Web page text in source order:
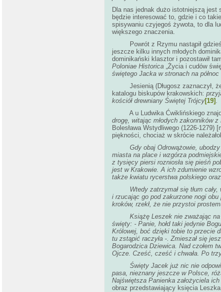
Dla nas jednak dużo istotniejszą jest
będzie interesować to, gdzie i co
spisywaniu czyjegoś żywota, to dla
większego znaczenia.
Powrót z Rzymu nastąpił gdzieś w
jeszcze kilku innych młodych
dominikański klasztor i pozostawił
Poloniae Historica „Życia i cudów
świętego Jacka w stronach na
Jesienią (Długosz zaznaczył, że
katalogu biskupów krakowskich:
kościół drewniany Świętej Trójcy[19] .
A u Ludwika Ćwiklińskiego
drogę, witając młodych zakonników
Bolesława Wstydliwego (1226-
piękności, chociaż w skrócie
Gdy obaj Odrowążowie,
miasta na place i wzgórza
z tysięcy piersi rozniosła się pieśń
jest w Krakowie. A ich zdumienie
także kwiatu rycerstwa polskiego
Wtedy zatrzymał się tłum cały,
i rzucając go pod zakurzone nogi
kroków, rzekł, że nie przystoi
Książę Leszek nie zważając na to
święty: - Panie, hołd taki jedynie
Królowej, boć dzięki tobie to przecie
tu zstąpić raczyła -. Zmieszał się
Bogarodzica Dziewica. Nad czołem
Ojcze. Cześć, cześć i chwała. Po
Święty Jacek już nic nie
pasa, nieznany jeszcze w Polsce,
Najświętsza Panienka założyciela
obraz przedstawiający księcia